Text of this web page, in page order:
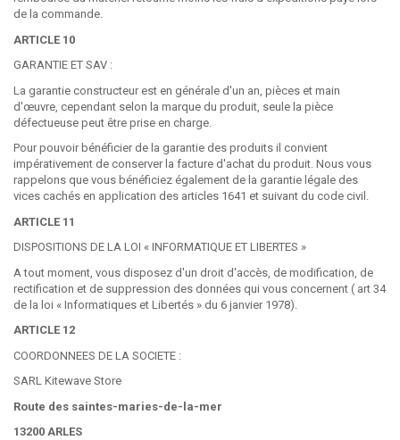
de la commande.
ARTICLE 10
GARANTIE ET SAV :
La garantie constructeur est en générale d'un an, pièces et main
d'œuvre, cependant selon la marque du produit, seule la pièce
défectueuse peut être prise en charge.
Pour pouvoir bénéficier de la garantie des produits il convient
impérativement de conserver la facture d'achat du produit. Nous vous
rappelons que vous bénéficiez également de la garantie légale des
vices cachés en application des articles 1641 et suivant du code civil.
ARTICLE 11
DISPOSITIONS DE LA LOI « INFORMATIQUE ET LIBERTES »
A tout moment, vous disposez d'un droit d'accès, de modification, de
rectification et de suppression des données qui vous concernent ( art 34
de la loi « Informatiques et Libertés » du 6 janvier 1978).
ARTICLE 12
COORDONNEES DE LA SOCIETE :
SARL Kitewave Store
Route des saintes-maries-de-la-mer
13200 ARLES